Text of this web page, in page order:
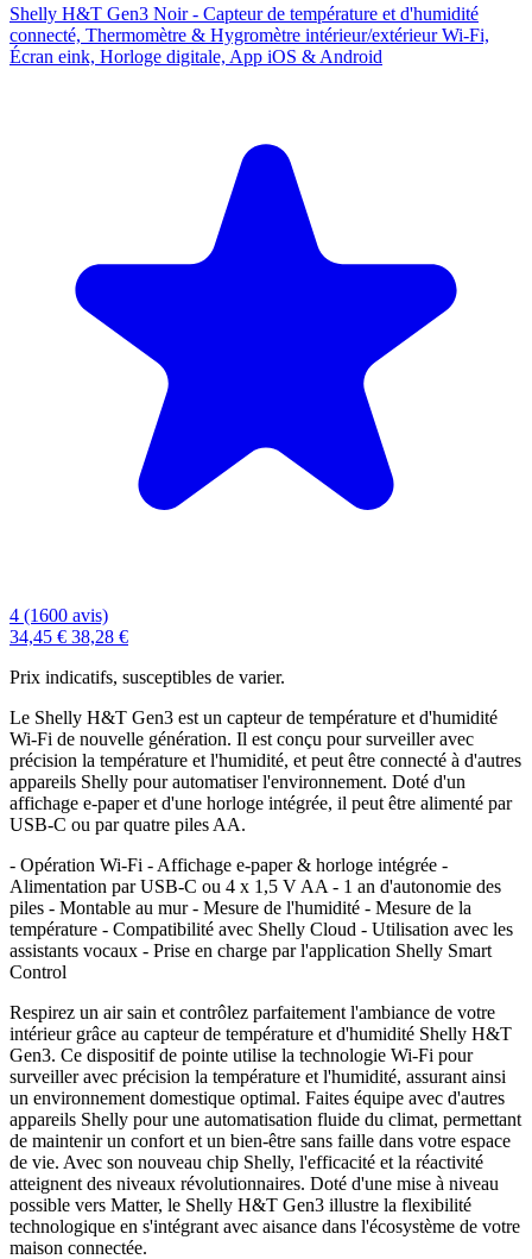
Shelly H&T Gen3 Noir - Capteur de température et d'humidité
connecté, Thermomètre & Hygromètre intérieur/extérieur Wi-Fi,
Écran eink, Horloge digitale, App iOS & Android
4 (1600 avis)
34,45 € 38,28 €
Prix indicatifs, susceptibles de varier.
Le Shelly H&T Gen3 est un capteur de température et d'humidité
Wi-Fi de nouvelle génération. Il est conçu pour surveiller avec
précision la température et l'humidité, et peut être connecté à d'autres
appareils Shelly pour automatiser l'environnement. Doté d'un
affichage e-paper et d'une horloge intégrée, il peut être alimenté par
USB-C ou par quatre piles AA.
- Opération Wi-Fi - Affichage e-paper & horloge intégrée -
Alimentation par USB-C ou 4 x 1,5 V AA - 1 an d'autonomie des
piles - Montable au mur - Mesure de l'humidité - Mesure de la
température - Compatibilité avec Shelly Cloud - Utilisation avec les
assistants vocaux - Prise en charge par l'application Shelly Smart
Control
Respirez un air sain et contrôlez parfaitement l'ambiance de votre
intérieur grâce au capteur de température et d'humidité Shelly H&T
Gen3. Ce dispositif de pointe utilise la technologie Wi-Fi pour
surveiller avec précision la température et l'humidité, assurant ainsi
un environnement domestique optimal. Faites équipe avec d'autres
appareils Shelly pour une automatisation fluide du climat, permettant
de maintenir un confort et un bien-être sans faille dans votre espace
de vie. Avec son nouveau chip Shelly, l'efficacité et la réactivité
atteignent des niveaux révolutionnaires. Doté d'une mise à niveau
possible vers Matter, le Shelly H&T Gen3 illustre la flexibilité
technologique en s'intégrant avec aisance dans l'écosystème de votre
maison connectée.